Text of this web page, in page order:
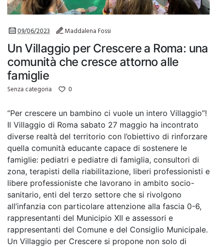
09/06/2023 Maddalena Fossi
Un Villaggio per Crescere a Roma: una
comunità che cresce attorno alle
famiglie
Senza categoria 0
“Per crescere un bambino ci vuole un intero Villaggio”!
Il Villaggio di Roma sabato 27 maggio ha incontrato
diverse realtà del territorio con l’obiettivo di rinforzare
quella comunità educante capace di sostenere le
famiglie: pediatri e pediatre di famiglia, consultori di
zona, terapisti della riabilitazione, liberi professionisti e
libere professioniste che lavorano in ambito socio-
sanitario, enti del terzo settore che si rivolgono
all’infanzia con particolare attenzione alla fascia 0-6,
rappresentanti del Municipio XII e assessori e
rappresentanti del Comune e del Consiglio Municipale.
Un Villaggio per Crescere si propone non solo di